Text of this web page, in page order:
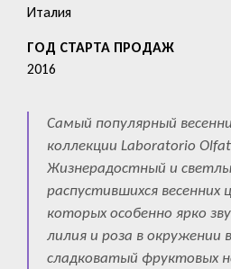
Италия
ГОД СТАРТА ПРОДАЖ
2016
Самый популярный
коллекции Laboratorio
Жизнерадостный и
распустившихся весенних
которых особенно ярко
лилия и роза в окружении
сладковатый фруктовых